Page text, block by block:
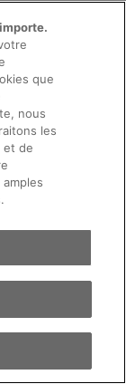
que
nous
les
et de